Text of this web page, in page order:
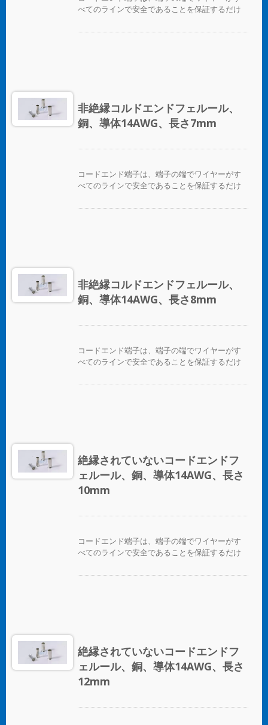
べてのラインで安全であることを保証するだけ
を提供します。
非絶縁コルドエンドフェルール、
銅、導体14AWG、長さ7mm
コードエンド端子は、端子の端でワイヤーがす
べてのラインで安全であることを保証するだけ
を提供します。
非絶縁コルドエンドフェルール、
銅、導体14AWG、長さ8mm
コードエンド端子は、端子の端でワイヤーがす
べてのラインで安全であることを保証するだけ
を提供します。
絶縁されていないコードエンドフ
ェルール、銅、導体14AWG、長さ
10mm
コードエンド端子は、端子の端でワイヤーがす
べてのラインで安全であることを保証するだけ
を提供します。
絶縁されていないコードエンドフ
ェルール、銅、導体14AWG、長さ
12mm